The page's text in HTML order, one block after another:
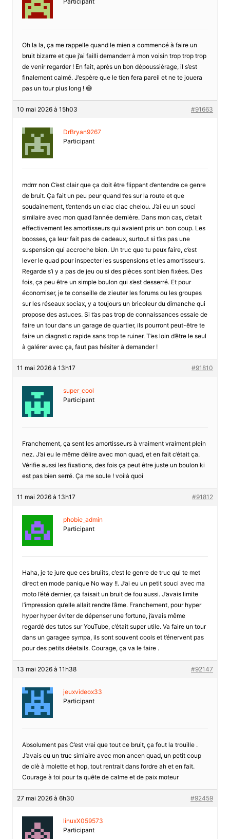
Oh la la, ça me rappelle quand le mien a commencé à faire un
bruit bizarre et que j’ai failli demanderr à mon voisin trop trop trop
de venir regarder ! En fait, après un bon dépoussiérage, il s’est
finalement calmé. J’espère que le tien fera pareil et ne te jouera
pas un tour plus long ! 😅
10 mai 2026 à 15h03 #91663
DrBryan9267
Participant
mdrrr non C’est clair que ça doit être flippant d’entendre ce genre
de bruit. Ça fait un peu peur quand t’es sur la route et que
soudainement, t’entends un clac clac chelou. J’ai eu un souci
similaire avec mon quad l’année dernière. Dans mon cas, c’etait
effectivement les amortisseurs qui avaient pris un bon coup. Les
boosses, ça leur fait pas de cadeaux, surtout si t’as pas une
suspension qui accroche bien. Un truc que tu peux faire, c’est
lever le quad pour inspecter les suspensions et les amortisseurs.
Regarde s’i y a pas de jeu ou si des pièces sont bien fixées. Des
fois, ça peu être un simple boulon qui s’est desserré. Et pour
économiser, je te conseille de zieuter les forums ou les groupes
sur les réseaux sociax, y a toujours un bricoleur du dimanche qui
propose des astuces. Si t’as pas trop de connaissances essaie de
faire un tour dans un garage de quartier, ils pourront peut-être te
faire un diagnstic rapide sans trop te ruiner. T’es loin d’être le seul
à galérer avec ça, faut pas hésiter à demander !
11 mai 2026 à 13h17 #91810
super_cool
Participant
Franchement, ça sent les amortisseurs à vraiment vraiment plein
nez. J’ai eu le même délire avec mon quad, et en fait c’était ça.
Vérifie aussi les fixations, des fois ça peut être juste un boulon ki
est pas bien serré. Ça me soule ! voilà quoi
11 mai 2026 à 13h17 #91812
phobie_admin
Participant
Haha, je te jure que ces bruiits, c’est le genre de truc qui te met
direct en mode panique No way !!. J’ai eu un petit souci avec ma
moto l’été dernier, ça faisait un bruit de fou aussi. J’avais limite
l’impression qu’elle allait rendre l’âme. Franchement, pour hyper
hyper hyper éviter de dépenser une fortune, j’avais même
regardé des tutos sur YouTube, c’était super utile. Va faire un tour
dans un garagee sympa, ils sont souvent cools et t’énervent pas
pour des petits déetails. Courage, ça va le faire .
13 mai 2026 à 11h38 #92147
jeuxvideox33
Participant
Absolument pas C’est vrai que tout ce bruit, ça fout la trouille .
J’avais eu un truc simiaire avec mon ancen quad, un petit coup
de clè à molette et hop, tout rentrait dans l’ordre ah et en fait.
Courage à toi pour ta quête de calme et de paix moteur
27 mai 2026 à 6h30 #92459
linuxX059573
Participant